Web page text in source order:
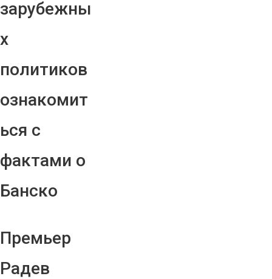
зарубежны
х
политиков
ознакомит
ься с
фактами о
Банско
Премьер
Радев